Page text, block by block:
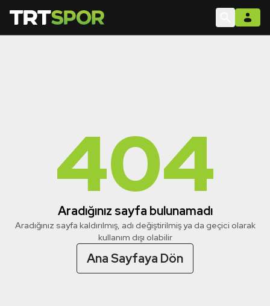
404
Aradığınız sayfa bulunamadı
Aradığınız sayfa kaldırılmış, adı değiştirilmiş ya da geçici olarak
kullanım dışı olabilir
Ana Sayfaya Dön